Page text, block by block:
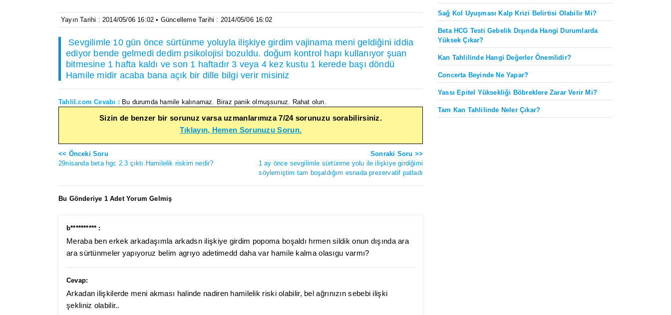
Yayın Tarihi : 2014/05/06 16:02 • Güncelleme Tarihi : 2014/05/06 16:02
Sevgilimle 10 gün önce sürtünme yoluyla ilişkiye girdim vajinama meni geldiğini iddia
ediyor bende gelmedi dedim psikolojisi bozuldu. doğum kontrol hapı kullanıyor şuan
bitmesine 1 hafta kaldı ve son 1 haftadır 3 veya 4 kez kustu 1 kerede başı döndü
Hamile midir acaba bana açık bir dille bilgi verir misiniz
Tahlil.com Cevabı : Bu durumda hamile kalınamaz. Biraz panik olmuşsunuz. Rahat olun.
Sizin de benzer bir sorunuz varsa uzmanlarımıza 7/24 sorunuzu sorabilirsiniz.
Tıklayın, Hemen Sorunuzu Sorun.
<< Önceki Soru
29nisanda beta hgc 2.3 çıktı.Hamilelik riskim nedir?
Sonraki Soru >>
1 ay önce sevgilimle sürtünme yolu ile ilişkiye girdiğimi
söylemiştim tam boşaldığım esnada prezervatif patladı
Bu Gönderiye 1 Adet Yorum Gelmiş
b********** :
Meraba ben erkek arkadaşımla arkadsn ilişkiye girdim popoma boşaldı hrmen sildik onun dışında ara
ara sürtünmeler yapıyoruz belim agrıyo adetimedd daha var hamile kalma olasıgu varmı?
Cevap:
Arkadan ilişkilerde meni akması halinde nadiren hamilelik riski olabilir, bel ağrınızın sebebi ilişki
şekliniz olabilir..
Sağ Kol Uyuşması Kalp Krizi Belirtisi Olabilir Mi?
Beta HCG Testi Gebelik Dışında Hangi Durumlarda
Yüksek Çıkar?
Kan Tahlilinde Hangi Değerler Önemlidir?
Concerta Beyinde Ne Yapar?
Yassı Epitel Yüksekliği Böbreklere Zarar Verir Mi?
Tam Kan Tahlilinde Neler Çıkar?